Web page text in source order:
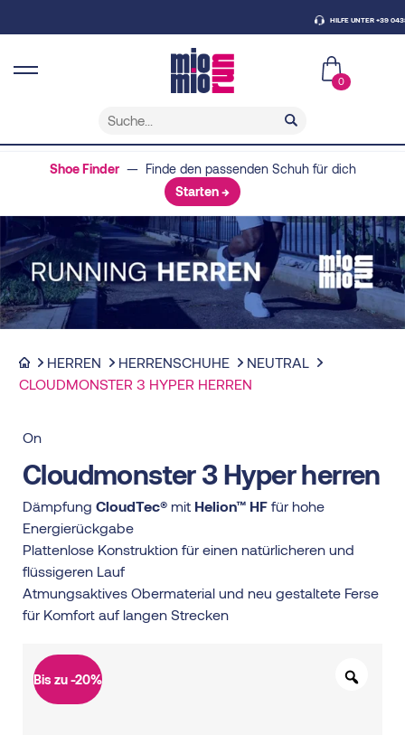
HILFE UNTER +39 0438
0
Shoe Finder— Finde den passenden Schuh für dich
Starten →
HERREN HERRENSCHUHE
NEUTRAL
CLOUDMONSTER 3 HYPER HERREN
On
Cloudmonster 3 Hyper herren
Dämpfung CloudTec® mit Helion™ HF für hohe
Energierückgabe
Plattenlose Konstruktion für einen natürlicheren und
flüssigeren Lauf
Atmungsaktives Obermaterial und neu gestaltete Ferse
für Komfort auf langen Strecken
Bis zu -20%